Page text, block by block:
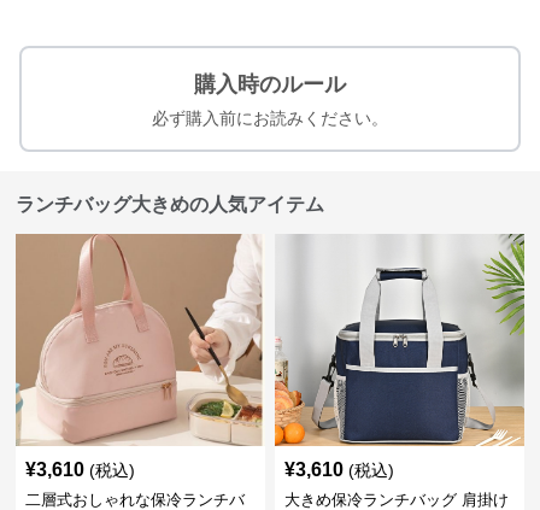
購入時のルール
必ず購入前にお読みください。
ランチバッグ大きめの人気アイテム
¥3,610 (税込)
二層式おしゃれな保冷ランチバ
¥3,610 (税込)
大きめ保冷ランチバッグ 肩掛け